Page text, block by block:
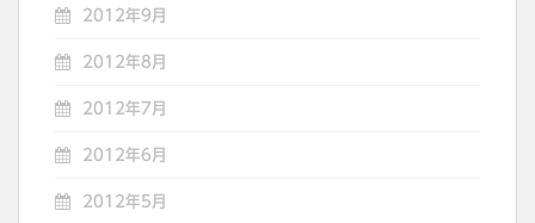
2012年9月
2012年8月
2012年7月
2012年6月
2012年5月